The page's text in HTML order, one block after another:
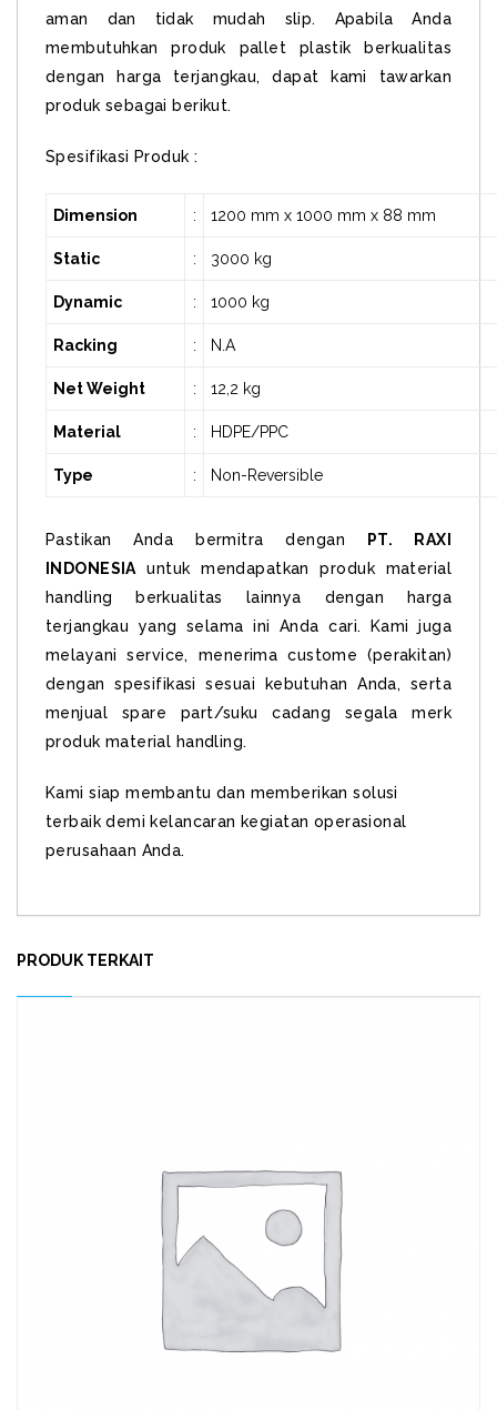
aman dan tidak mudah slip. Apabila Anda
membutuhkan produk pallet plastik berkualitas
dengan harga terjangkau, dapat kami tawarkan
produk sebagai berikut.
Spesifikasi Produk :
Dimension : 1200 mm x 1000 mm x 88 mm
Static : 3000 kg
Dynamic : 1000 kg
Racking : N.A
Net Weight : 12,2 kg
Material : HDPE/PPC
Type : Non-Reversible
Pastikan Anda bermitra dengan PT. RAXI
INDONESIA untuk mendapatkan produk material
handling berkualitas lainnya dengan harga
terjangkau yang selama ini Anda cari. Kami juga
melayani service, menerima custome (perakitan)
dengan spesifikasi sesuai kebutuhan Anda, serta
menjual spare part/suku cadang segala merk
produk material handling.
Kami siap membantu dan memberikan solusi
terbaik demi kelancaran kegiatan operasional
perusahaan Anda.
PRODUK TERKAIT